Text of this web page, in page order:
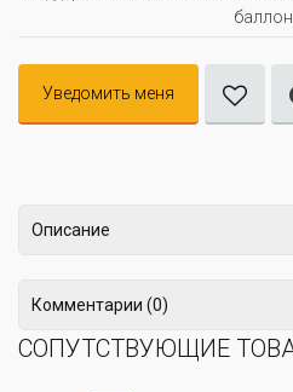
Уведомить меня
Описание
Комментарии (0)
СОПУТСТВУЮЩИЕ